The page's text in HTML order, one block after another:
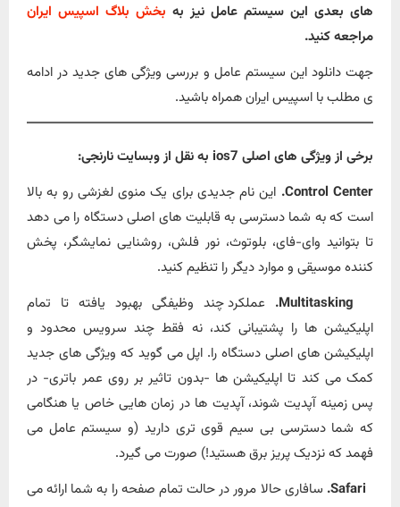
های بعدی این سیستم عامل نیز به بخش بلاگ اسپیس ایران
مراجعه کنید.
جهت دانلود این سیستم عامل و بررسی ویژگی های جدید در ادامه
ی مطلب با اسپیس ایران همراه باشید.
برخی از ویژگی های اصلی ios7 به نقل از وبسایت نارنجی:
Control Center. این نام جدیدی برای یک منوی لغزشی رو به بالا
است که به شما دسترسی به قابلیت های اصلی دستگاه را می دهد
تا بتوانید وای-فای، بلوتوث، نور فلش، روشنایی نمایشگر، پخش
کننده موسیقی و موارد دیگر را تنظیم کنید.
عملکرد چند وظیفگی بهبود یافته تا تمام
اپلیکیشن ها را پشتیبانی کند، نه فقط چند سرویس محدود و
اپلیکیشن های اصلی دستگاه را. اپل می گوید که ویژگی های جدید
کمک می کند تا اپلیکیشن ها -بدون تاثیر بر روی عمر باتری- در
پس زمینه آپدیت شوند، آپدیت ها در زمان هایی خاص یا هنگامی
که شما دسترسی بی سیم قوی تری دارید (و سیستم عامل می
فهمد که نزدیک پریز برق هستید!) صورت می گیرد.
سافاری حالا مرور در حالت تمام صفحه را به شما ارائه می